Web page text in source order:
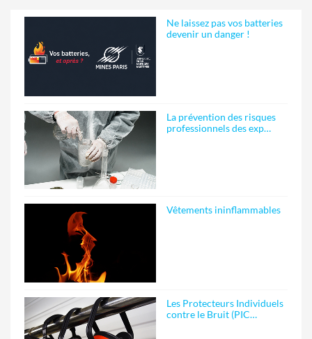
Ne laissez pas vos batteries
devenir un danger !
La prévention des risques
professionnels des exp…
Vêtements ininflammables
Les Protecteurs Individuels
contre le Bruit (PIC…